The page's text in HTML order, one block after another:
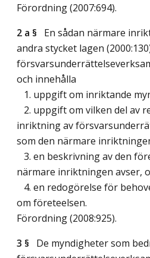
Förordning (2007:694).
2 a § En sådan närmare
andra stycket lagen
och innehålla
1. uppgift om inriktande
2. uppgift om vilken del av
inriktning av
som den närmare
3. en beskrivning av den
närmare inriktningen avser,
4. en redogörelse för
om företeelsen.
Förordning (2008:925).
3 § De myndigheter som